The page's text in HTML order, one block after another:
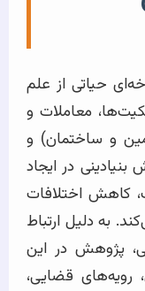
حیاتی از علم
معاملات و
و ساختمان) و
در ایجاد
کاهش اختلافات
به دلیل ارتباط
پژوهش در این
رویه‌های قضایی،